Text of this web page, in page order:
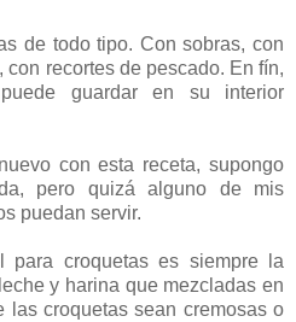
de todo tipo. Con sobras, con
recortes de pescado. En fín,
guardar en su interior
con esta receta, supongo
pero quizá alguno de mis
puedan servir.
para croquetas es siempre la
y harina que mezcladas en
las croquetas sean cremosas o